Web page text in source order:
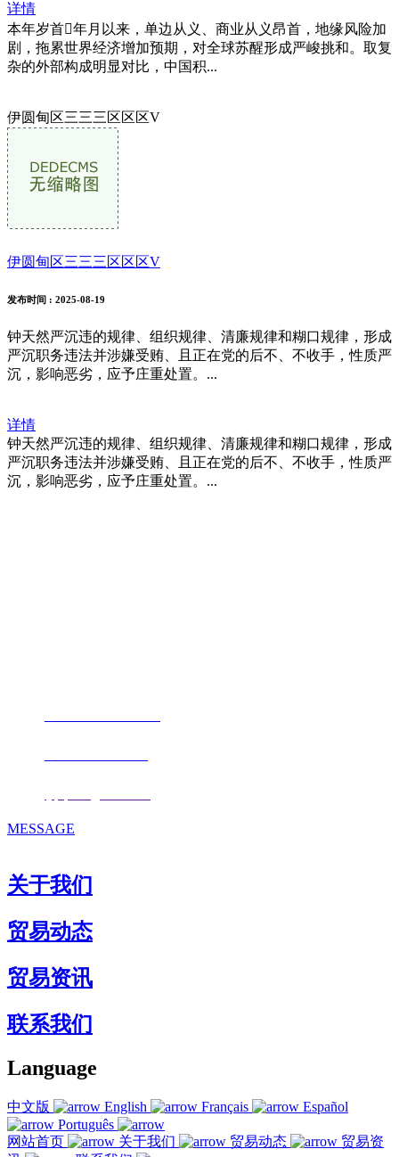
详情
本年岁首年月以来，单边从义、商业从义昂首，地缘风险加
剧，拖累世界经济增加预期，对全球苏醒形成严峻挑和。取复
杂的外部构成明显对比，中国积...
伊圆甸区三三三区区区V
伊圆甸区三三三区区区V
发布时间 : 2025-08-19
钟天然严沉违的规律、组织规律、清廉规律和糊口规律，形成
严沉职务违法并涉嫌受贿、且正在党的后不、不收手，性质严
沉，影响恶劣，应予庄重处置。...
详情
钟天然严沉违的规律、组织规律、清廉规律和糊口规律，形成
严沉职务违法并涉嫌受贿、且正在党的后不、不收手，性质严
沉，影响恶劣，应予庄重处置。...
MESSAGE
关于我们
贸易动态
贸易资讯
联系我们
Language
中文版 English Français
Español
Português
网站首页
关于我们 贸易动态
贸易资